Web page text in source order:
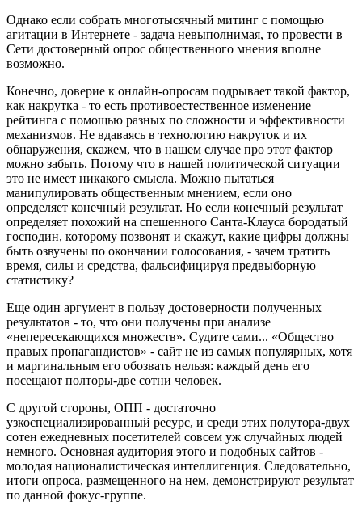
Однако если собрать многотысячный митинг с помощью
агитации в Интернете - задача невыполнимая, то провести в
Сети достоверный опрос общественного мнения вполне
возможно.
Конечно, доверие к онлайн-опросам подрывает такой фактор,
как накрутка - то есть противоестественное изменение
рейтинга с помощью разных по сложности и эффективности
механизмов. Не вдаваясь в технологию накруток и их
обнаружения, скажем, что в нашем случае про этот фактор
можно забыть. Потому что в нашей политической ситуации
это не имеет никакого смысла. Можно пытаться
манипулировать общественным мнением, если оно
определяет конечный результат. Но если конечный результат
определяет похожий на спешенного Санта-Клауса бородатый
господин, которому позвонят и скажут, какие цифры должны
быть озвучены по окончании голосования, - зачем тратить
время, силы и средства, фальсифицируя предвыборную
статистику?
Еще один аргумент в пользу достоверности полученных
результатов - то, что они получены при анализе
«непересекающихся множеств». Судите сами... «Общество
правых пропагандистов» - сайт не из самых популярных, хотя
и маргинальным его обозвать нельзя: каждый день его
посещают полторы-две сотни человек.
С другой стороны, ОПП - достаточно
узкоспециализированный ресурс, и среди этих полутора-двух
сотен ежедневных посетителей совсем уж случайных людей
немного. Основная аудитория этого и подобных сайтов -
молодая националистическая интеллигенция. Следовательно,
итоги опроса, размещенного на нем, демонстрируют результат
по данной фокус-группе.